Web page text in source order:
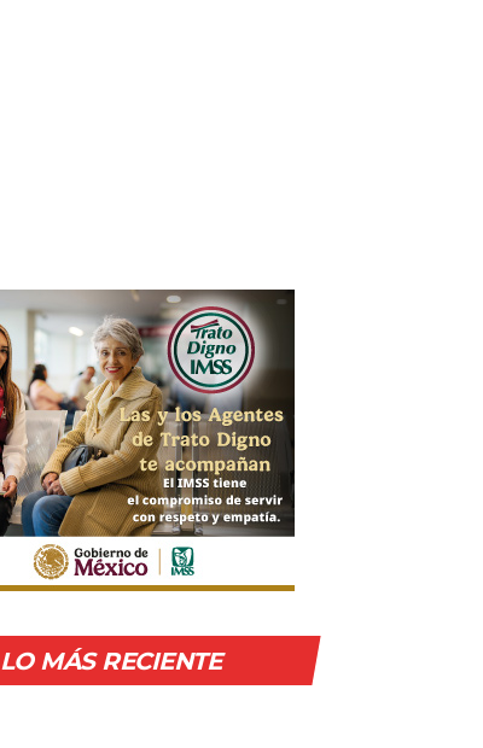
LO MÁS RECIENTE